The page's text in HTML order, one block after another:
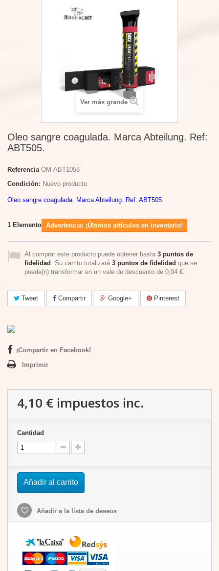
Ver más grande
Oleo sangre coagulada. Marca Abteilung. Ref:
ABT505.
Referencia OM-ABT1058
Condición: Nuevo producto
Oleo sangre coagulada. Marca Abteilung. Ref: ABT505.
1 Elemento Advertencia: ¡Últimos artículos en inventario!
Al comprar este producto puede obtener hasta 3 puntos de
fidelidad . Su carrito totalizará 3 puntos de fidelidad que se
puede(n) transformar en un vale de descuento de 0,04 €.
Tweet Compartir Google+ Pinterest
¡Compartir en Facebook!
Imprimir
4,10 € impuestos inc.
Cantidad
Añadir al carrito
Añadir a la lista de deseos